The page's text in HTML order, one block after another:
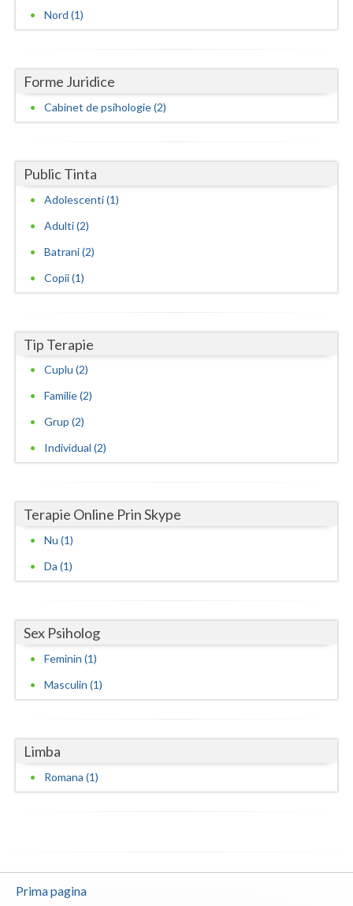
Teleorman
Tulcea
Valcea
Vaslui
Vrancea
Nord (1)
Forme Juridice
Cabinet de psihologie (2)
Public Tinta
Adolescenti (1)
Adulti (2)
Batrani (2)
Copii (1)
Tip Terapie
Cuplu (2)
Familie (2)
Grup (2)
Individual (2)
Terapie Online Prin Skype
Nu (1)
Da (1)
Sex Psiholog
Feminin (1)
Masculin (1)
Limba
Romana (1)
Prima pagina